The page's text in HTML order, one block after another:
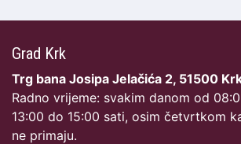
Grad Krk
Trg bana Josipa Jelačića 2, 51500
Radno vrijeme: svakim danom od
13:00 do 15:00 sati, osim četvrtkom
ne primaju.